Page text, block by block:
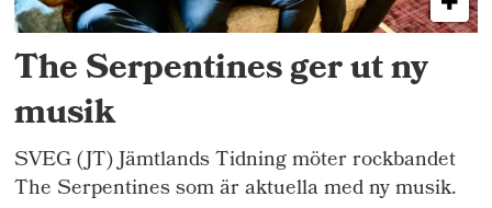
The Serpentines ger ut ny
musik
SVEG (JT) Jämtlands Tidning möter rockbandet
The Serpentines som är aktuella med ny musik.